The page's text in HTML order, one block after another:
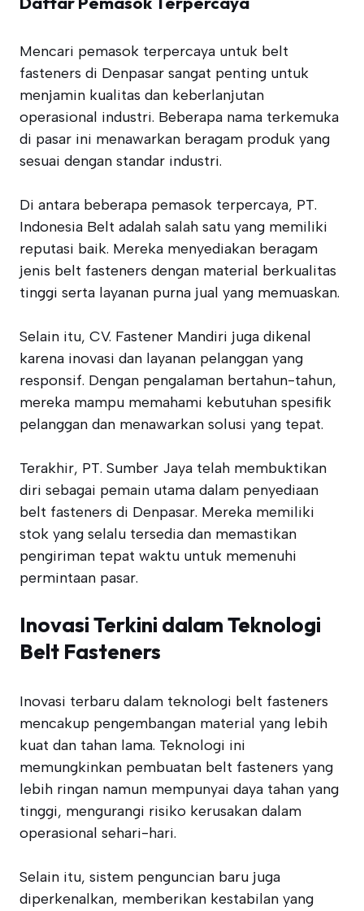
Mencari pemasok terpercaya untuk belt
fasteners di Denpasar sangat penting untuk
menjamin kualitas dan keberlanjutan
operasional industri. Beberapa nama terkemuka
di pasar ini menawarkan beragam produk yang
sesuai dengan standar industri.
Di antara beberapa pemasok terpercaya, PT.
Indonesia Belt adalah salah satu yang memiliki
reputasi baik. Mereka menyediakan beragam
jenis belt fasteners dengan material berkualitas
tinggi serta layanan purna jual yang memuaskan.
Selain itu, CV. Fastener Mandiri juga dikenal
karena inovasi dan layanan pelanggan yang
responsif. Dengan pengalaman bertahun-tahun,
mereka mampu memahami kebutuhan spesifik
pelanggan dan menawarkan solusi yang tepat.
Terakhir, PT. Sumber Jaya telah membuktikan
diri sebagai pemain utama dalam penyediaan
belt fasteners di Denpasar. Mereka memiliki
stok yang selalu tersedia dan memastikan
pengiriman tepat waktu untuk memenuhi
permintaan pasar.
Inovasi Terkini dalam Teknologi
Belt Fasteners
Inovasi terbaru dalam teknologi belt fasteners
mencakup pengembangan material yang lebih
kuat dan tahan lama. Teknologi ini
memungkinkan pembuatan belt fasteners yang
lebih ringan namun mempunyai daya tahan yang
tinggi, mengurangi risiko kerusakan dalam
operasional sehari-hari.
Selain itu, sistem penguncian baru juga
diperkenalkan, memberikan kestabilan yang